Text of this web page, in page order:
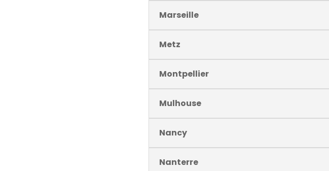
Marseille
Metz
Montpellier
Mulhouse
Nancy
Nanterre